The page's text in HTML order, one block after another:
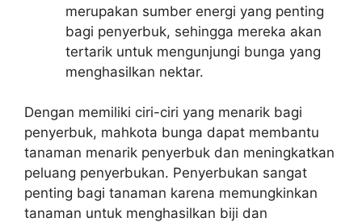
merupakan sumber energi yang penting
bagi penyerbuk, sehingga mereka akan
tertarik untuk mengunjungi bunga yang
menghasilkan nektar.
Dengan memiliki ciri-ciri yang menarik bagi
penyerbuk, mahkota bunga dapat membantu
tanaman menarik penyerbuk dan meningkatkan
peluang penyerbukan. Penyerbukan sangat
penting bagi tanaman karena memungkinkan
tanaman untuk menghasilkan biji dan